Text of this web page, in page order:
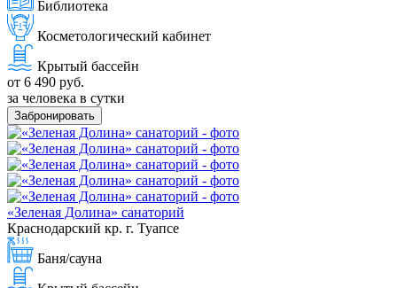
Библиотека
Косметологический кабинет
Крытый бассейн
от 6 490 руб.
за человека в сутки
Забронировать
«Зеленая Долина» санаторий
Краснодарский кр. г. Туапсе
Баня/сауна